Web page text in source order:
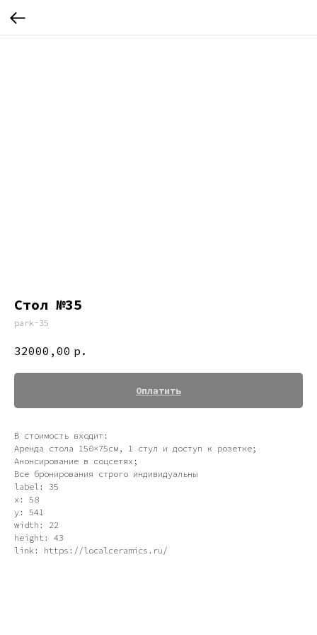
Стол №35
park-35
32000,00 р.
Оплатить
В стоимость входит:
Аренда стола 150×75см, 1 стул и доступ к розетке;
Анонсирование в соцсетях;
Все бронирования строго индивидуальны
label: 35
x: 58
y: 541
width: 22
height: 43
link: https://localceramics.ru/